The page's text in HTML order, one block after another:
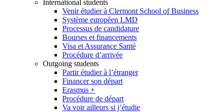
International students
Venir étudier à Clermont School of Business
Système européen LMD
Processus de candidature
Bourses et financements
Visa et Assurance Santé
Procédure d’arrivée
Outgoing students
Partir étudier à l’étranger
Financer son départ
Erasmus +
Procédure de départ
Va voir ailleurs si j’étudie